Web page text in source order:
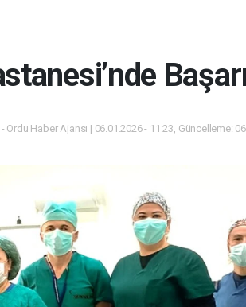
Ordu Haber Ajansı | 06.01.2026 - 11:23, Güncelleme: